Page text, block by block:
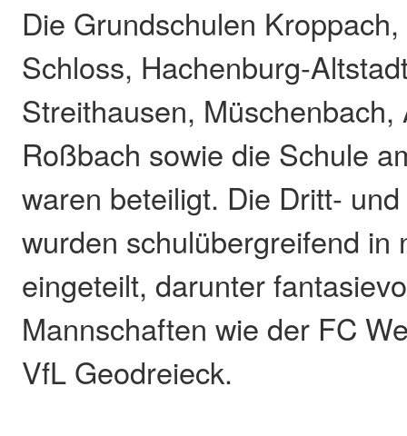
Die Grundschulen
Schloss, Hachenburg-
Streithausen,
Roßbach sowie die Schule
waren beteiligt. Die Dritt-
wurden schulübergreifend in
eingeteilt, darunter
Mannschaften wie der FC
VfL Geodreieck.